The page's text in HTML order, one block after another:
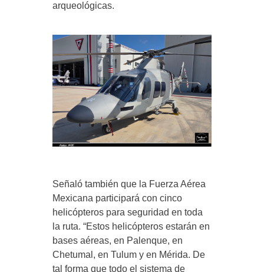
arqueológicas.
Señaló también que la Fuerza Aérea
Mexicana participará con cinco
helicópteros para seguridad en toda
la ruta. “Estos helicópteros estarán en
bases aéreas, en Palenque, en
Chetumal, en Tulum y en Mérida. De
tal forma que todo el sistema de